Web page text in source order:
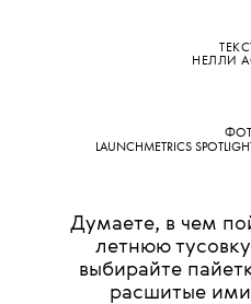
НЕЛЛИ
LAUNCHMETRICS
Думаете, в чем
летнюю
выбирайте
расшитые